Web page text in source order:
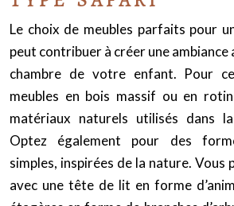
Le choix de meubles parfaits pour
peut contribuer à créer une ambiance
chambre de votre enfant. Pour
meubles en bois massif ou en
matériaux naturels utilisés dans
Optez également pour des
simples, inspirées de la nature. Vous
avec une tête de lit en forme